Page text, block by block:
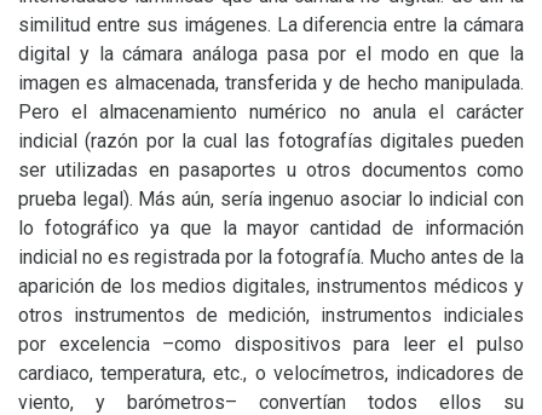
similitud entre sus imágenes. La diferencia entre la cámara
digital y la cámara análoga pasa por el modo en que la
imagen es almacenada, transferida y de hecho manipulada.
Pero el almacenamiento numérico no anula el carácter
indicial (razón por la cual las fotografías digitales pueden
ser utilizadas en pasaportes u otros documentos como
prueba legal). Más aún, sería ingenuo asociar lo indicial con
lo fotográfico ya que la mayor cantidad de información
indicial no es registrada por la fotografía. Mucho antes de la
aparición de los medios digitales, instrumentos médicos y
otros instrumentos de medición, instrumentos indiciales
por excelencia –como dispositivos para leer el pulso
cardiaco, temperatura, etc., o velocímetros, indicadores de
viento, y barómetros– convertían todos ellos su